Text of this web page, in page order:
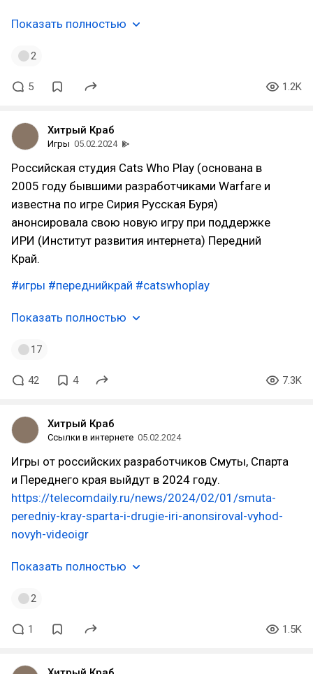
Показать полностью
2
5 1.2K
Хитрый Краб
Игры 05.02.2024
Российская студия Cats Who Play (основана в
2005 году бывшими разработчиками Warfare и
известна по игре Сирия Русская Буря)
анонсировала свою новую игру при поддержке
ИРИ (Институт развития интернета) Передний
Край.
#игры #переднийкрай #catswhoplay
Показать полностью
17
42 4 7.3K
Хитрый Краб
Ссылки в интернете 05.02.2024
Игры от российских разработчиков Смуты, Спарта
и Переднего края выйдут в 2024 году.
https://telecomdaily.ru/news/2024/02/01/smuta-
peredniy-kray-sparta-i-drugie-iri-anonsiroval-vyhod-
novyh-videoigr
Показать полностью
2
1 1.5K